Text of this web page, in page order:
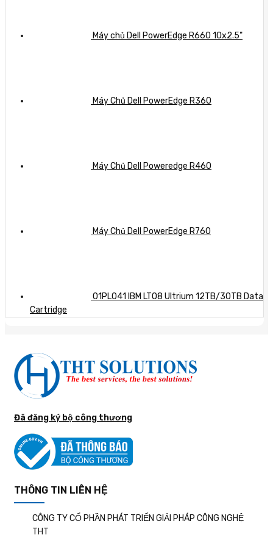
Máy chủ Dell PowerEdge R660 10x2.5"
Máy Chủ Dell PowerEdge R360
Máy Chủ Dell Poweredge R460
Máy Chủ Dell PowerEdge R760
01PL041 IBM LTO8 Ultrium 12TB/30TB Data
Cartridge
Đã đăng ký bộ công thương
THÔNG TIN LIÊN HỆ
CÔNG TY CỔ PHẦN PHÁT TRIỂN GIẢI PHÁP CÔNG NGHỆ
THT